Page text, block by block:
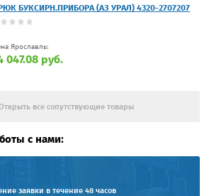
БУКСИРН.ПРИБОРА (АЗ УРАЛ) 4320-2707207
Ярославль:
047.08 руб.
все сопутствующие товары
с нами:
заявки в течение 48 часов